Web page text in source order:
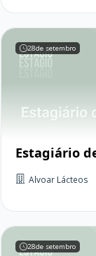
28de setembro
Estagiário
Alvoar Lácteos
28de setembro